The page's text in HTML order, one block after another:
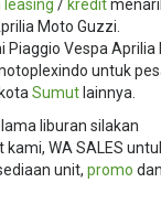
leasing / kredit
Moto Guzzi.
Piaggio Vespa Aprilia
untuk
Sumut lainnya.
liburan silakan
kami, WA SALES
unit, promo